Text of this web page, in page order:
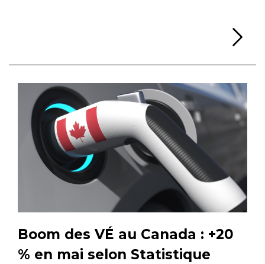
Boom des VÉ au Canada : +20
% en mai selon Statistique